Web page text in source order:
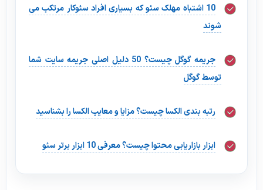
10 اشتباه مهلک سئو که بسیاری افراد سئوکار مرتکب می
شوند
جریمه گوگل چیست؟ 50 دلیل اصلی جریمه سایت شما
توسط گوگل
رتبه بندی الکسا چیست؟ مزایا و معایب الکسا را بشناسید
ابزار بازاریابی محتوا چیست؟ معرفی 10 ابزار برتر سئو